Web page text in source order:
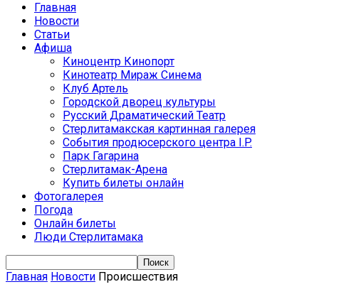
Главная
Новости
Статьи
Афиша
Киноцентр Кинопорт
Кинотеатр Мираж Синема
Клуб Артель
Городской дворец культуры
Русский Драматический Театр
Стерлитамакская картинная галерея
События продюсерского центра I.P.
Парк Гагарина
Стерлитамак-Арена
Купить билеты онлайн
Фотогалерея
Погода
Онлайн билеты
Люди Стерлитамака
Главная Новости Происшествия